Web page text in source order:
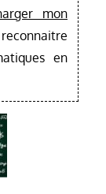
mon
en